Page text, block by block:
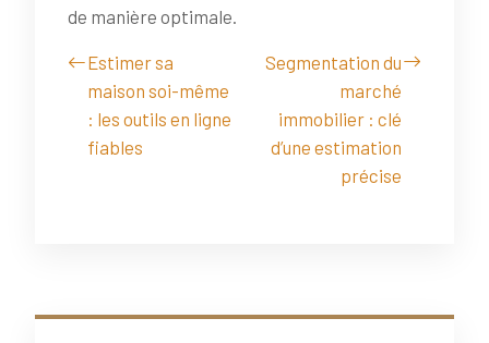
de manière optimale.
Estimer sa
maison soi-même
: les outils en ligne
fiables
Segmentation du
marché
immobilier : clé
d’une estimation
précise